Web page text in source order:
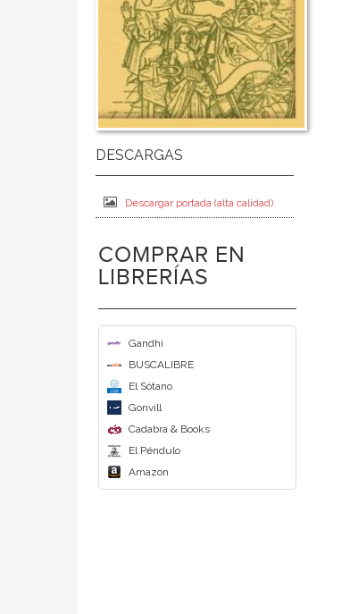
Descargar portada (alta calidad)
COMPRAR EN
LIBRERÍAS
Gandhi
BUSCALIBRE
El Sótano
Gonvill
Cadabra & Books
El Péndulo
Amazon